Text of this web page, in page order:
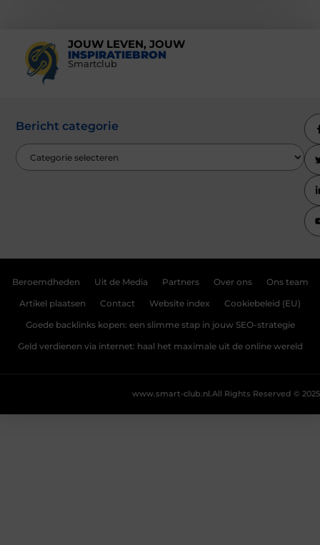
JOUW LEVEN, JOUW
INSPIRATIEBRON
Smartclub
Bericht categorie
Beroemdheden Uit de Media Partners Over ons Ons team
Artikel plaatsen Contact Website index Cookiebeleid (EU)
Goede backlinks kopen: een slimme stap in jouw SEO-strategie
Geld verdienen via internet: haal het maximale uit de online wereld
All Rights Reserved © 2025
www.smart-club.nl.